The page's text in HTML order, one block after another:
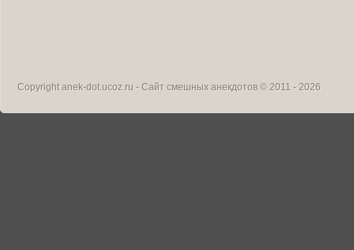
Copyrightanek-dot.ucoz.ru - Сайт смешных анекдотов © 2011 - 2026